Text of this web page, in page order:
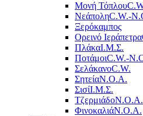
Μονή Τόπλου
ΝεάποληC.W.-
Ξερόκαμπος
Ορεινό Ιεράπετρα
ΠλάκαΙ.Μ.Σ.
ΠοτάμοιC.W.-
ΣελάκανοC.W.
ΣητείαΝ.Ο.Α.
ΣισίΙ.Μ.Σ.
ΤζερμιάδοΝ.Ο.Α.
ΦινοκαλιάΝ.Ο.Α.